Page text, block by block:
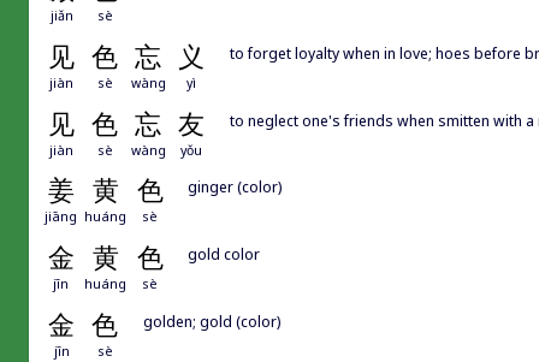
jiǎn sè
见 色 忘 义
jiàn sè wàng yì
to forget loyalty when in love; hoes before
见 色 忘 友
jiàn sè wàng yǒu
to neglect one's friends when smitten with a
姜 黄 色
jiāng huáng sè
ginger (color)
金 黄 色
jīn huáng sè
gold color
金 色
jīn sè
golden; gold (color)